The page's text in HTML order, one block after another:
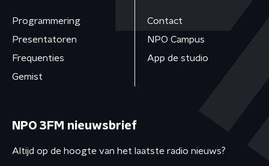
Programmering
Presentatoren
Frequenties
Gemist
Contact
NPO Campus
App de studio
NPO 3FM nieuwsbrief
Altijd op de hoogte van het laatste radio nieuws?